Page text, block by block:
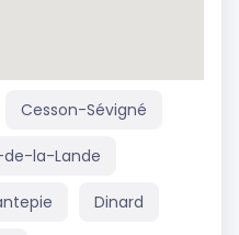
Cesson-Sévigné
la-Lande
Dinard